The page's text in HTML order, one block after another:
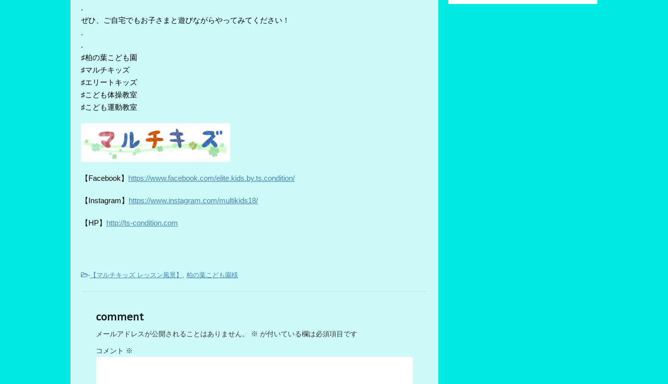
.
ぜひ、ご自宅でもお子さまと遊びながらやってみてください！
.
.
♯柏の葉こども園
♯マルチキッズ
♯エリートキッズ
♯こども体操教室
♯こども運動教室
【Facebook】 https://www.facebook.com/elite.kids.by.ts.condition/
【Instagram】 https://www.instagram.com/multikids18/
【HP】 http://ts-condition.com
- 【マルチキッズ レッスン風景】 , 柏の葉こども園様
comment
メールアドレスが公開されることはありません。 ※ が付いている欄は必須項目です
コメント ※